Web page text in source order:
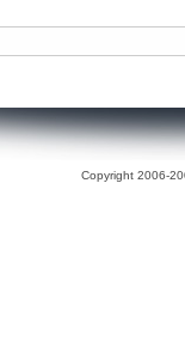
Copyright 2006-